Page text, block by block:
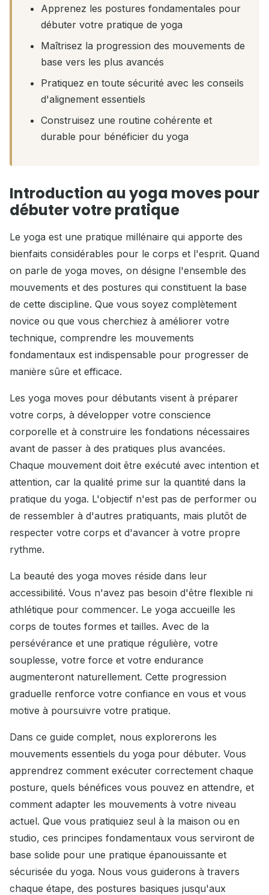
Apprenez les postures fondamentales pour
débuter votre pratique de yoga
Maîtrisez la progression des mouvements de
base vers les plus avancés
Pratiquez en toute sécurité avec les conseils
d'alignement essentiels
Construisez une routine cohérente et
durable pour bénéficier du yoga
Introduction au yoga moves pour
débuter votre pratique
Le yoga est une pratique millénaire qui apporte des
bienfaits considérables pour le corps et l'esprit. Quand
on parle de yoga moves, on désigne l'ensemble des
mouvements et des postures qui constituent la base
de cette discipline. Que vous soyez complètement
novice ou que vous cherchiez à améliorer votre
technique, comprendre les mouvements
fondamentaux est indispensable pour progresser de
manière sûre et efficace.
Les yoga moves pour débutants visent à préparer
votre corps, à développer votre conscience
corporelle et à construire les fondations nécessaires
avant de passer à des pratiques plus avancées.
Chaque mouvement doit être exécuté avec intention et
attention, car la qualité prime sur la quantité dans la
pratique du yoga. L'objectif n'est pas de performer ou
de ressembler à d'autres pratiquants, mais plutôt de
respecter votre corps et d'avancer à votre propre
rythme.
La beauté des yoga moves réside dans leur
accessibilité. Vous n'avez pas besoin d'être flexible ni
athlétique pour commencer. Le yoga accueille les
corps de toutes formes et tailles. Avec de la
persévérance et une pratique régulière, votre
souplesse, votre force et votre endurance
augmenteront naturellement. Cette progression
graduelle renforce votre confiance en vous et vous
motive à poursuivre votre pratique.
Dans ce guide complet, nous explorerons les
mouvements essentiels du yoga pour débuter. Vous
apprendrez comment exécuter correctement chaque
posture, quels bénéfices vous pouvez en attendre, et
comment adapter les mouvements à votre niveau
actuel. Que vous pratiquiez seul à la maison ou en
studio, ces principes fondamentaux vous serviront de
base solide pour une pratique épanouissante et
sécurisée du yoga. Nous vous guiderons à travers
chaque étape, des postures basiques jusqu'aux